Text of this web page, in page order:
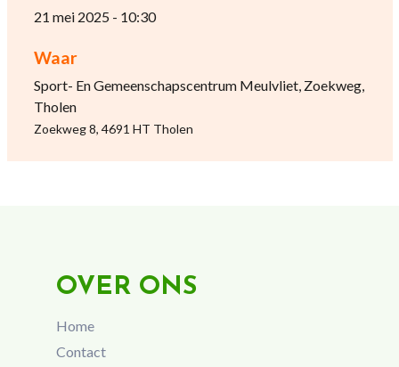
21 mei 2025 - 10:30
Waar
Sport- En Gemeenschapscentrum Meulvliet, Zoekweg,
Tholen
Zoekweg 8, 4691 HT Tholen
OVER ONS
Home
Contact